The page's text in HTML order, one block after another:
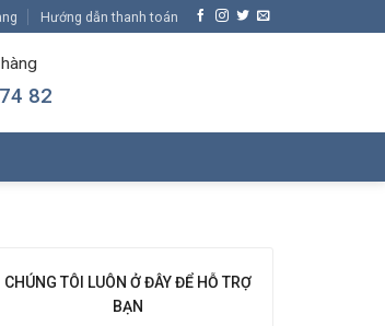
Hướng dẫn thanh toán
82
CHÚNG TÔI LUÔN Ở ĐÂY ĐỂ HỖ TRỢ
BẠN